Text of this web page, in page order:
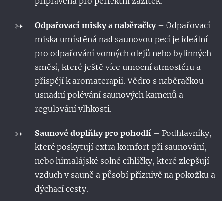
Odpařovací misky a naběračky– Odpařovací
miska umístěná nad saunovou pecí je ideální
pro odpařování vonných olejů nebo bylinných
směsí, které ještě více umocní atmosféru a
přispějí k aromaterapii. Vědro s naběračkou
usnadní polévání saunových kamenů a
regulování vlhkosti.
Saunové doplňky pro pohodlí – Podhlavníky,
které poskytují extra komfort při saunování,
nebo himalájské solné cihličky, které zlepšují
vzduch v sauně a působí příznivě na pokožku a
dýchací cesty.